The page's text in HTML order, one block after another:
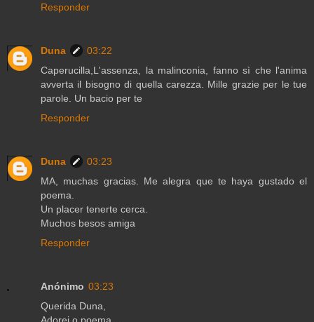
Responder
Duna
03:22
Caperucilla,L'assenza, la malinconia, fanno sì che l'anima
avverta il bisogno di quella carezza. Mille grazie per le tue
parole. Un bacio per te
Responder
Duna
03:23
MA, muchas gracias. Me alegra que te haya gustado el
poema.
Un placer tenerte cerca.
Muchos besos amiga
Responder
Anónimo 03:23
Querida Duna,
Adorei o poema...